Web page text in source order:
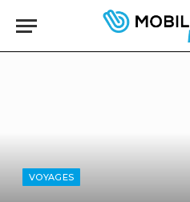
VOYAGES